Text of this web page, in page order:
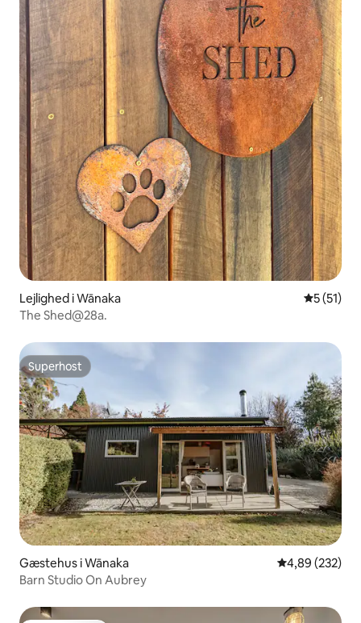
Lejlighed i Wānaka 5 ud af 5
5 (51)
The Shed@28a.
Superhost
Superhost
Gæstehus i Wānaka 4,89 ud af 5 i
4,89 (232)
Barn Studio On Aubrey